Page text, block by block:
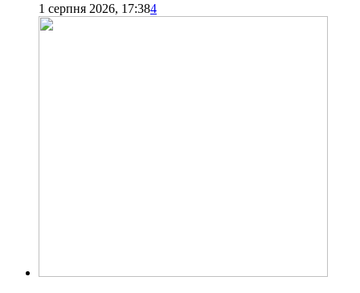
1 серпня 2026, 17:384